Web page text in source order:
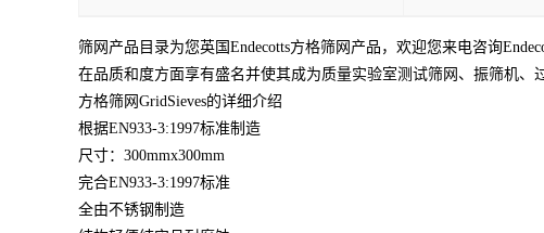
筛网产品目录为您英国Endecotts方格筛网产品，欢迎您来电咨询
在品质和度方面享有盛名并使其成为质量实验室测试筛网、振筛机、
方格筛网GridSieves的详细介绍
根据EN933-3:1997标准制造
尺寸：300mmx300mm
完合EN933-3:1997标准
全由不锈钢制造